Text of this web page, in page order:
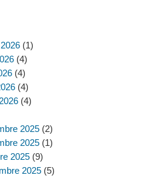
(1)
(4)
(4)
(4)
(4)
2025(2)
2025(1)
2025(9)
2025(5)